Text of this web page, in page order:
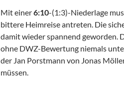
Mit einer6:10-(1:3)-Niederlage
bittere Heimreise antreten. Die
damit wieder spannend geworden.
ohne DWZ-Bewertung niemals
der Jan Porstmann von Jonas
müssen.